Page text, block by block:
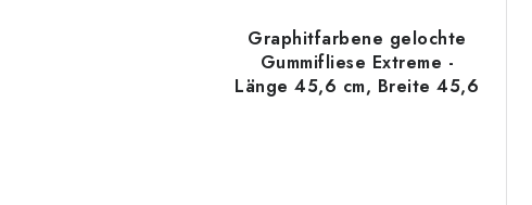
Graphitfarbene gelochte
Gummifliese Extreme -
Länge 45,6 cm, Breite 45,6